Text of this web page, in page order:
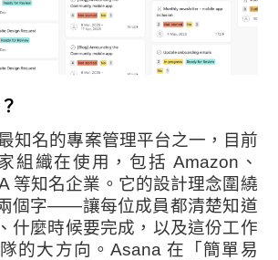
知名的專案管理平台之一，目前
組織在使用，包括 Amazon、
等知名企業。它的設計理念圍繞
個字——讓每位成員都清楚知道
什麼時候要完成，以及這份工作
的大方向。Asana 在「簡單易